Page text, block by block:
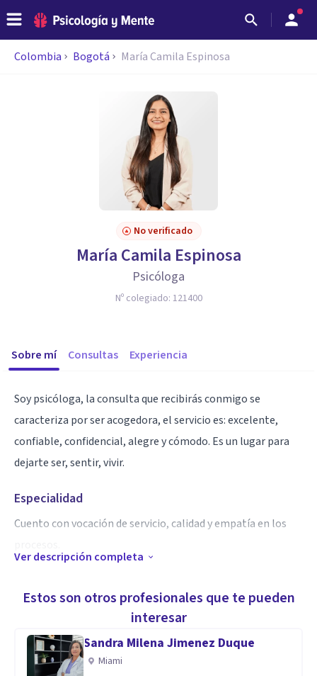
Colombia Bogotá María Camila Espinosa
No verificado
María Camila Espinosa
Psicóloga
Nº colegiado: 121400
Sobre mí Consultas Experiencia
Soy psicóloga, la consulta que recibirás conmigo se
caracteriza por ser acogedora, el servicio es: excelente,
confiable, confidencial, alegre y cómodo. Es un lugar para
dejarte ser, sentir, vivir.
Especialidad
Cuento con vocación de servicio, calidad y empatía en los
Ofrezco servicios para todas las edades, puntualidad,
profesionalismo, servicios online y presencial en mi
consultorio.
Ver descripción completa
Estos son otros profesionales que te pueden
interesar
Sandra Milena Jimenez Duque
Miami